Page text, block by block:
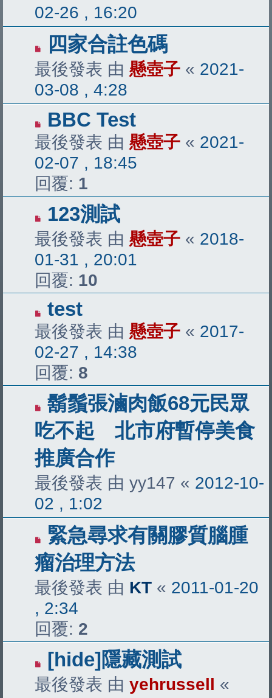
02-26 , 16:20
四家合註色碼
最後發表 由 懸壺子 « 2021-
03-08 , 4:28
BBC Test
最後發表 由 懸壺子 « 2021-
02-07 , 18:45
回覆: 1
123測試
最後發表 由 懸壺子 « 2018-
01-31 , 20:01
回覆: 10
test
最後發表 由 懸壺子 « 2017-
02-27 , 14:38
回覆: 8
鬍鬚張滷肉飯68元民眾
吃不起 北市府暫停美食
推廣合作
最後發表 由 yy147 « 2012-10-
02 , 1:02
緊急尋求有關膠質腦腫
瘤治理方法
最後發表 由 KT « 2011-01-20
, 2:34
回覆: 2
[hide]隱藏測試
最後發表 由 yehrussell «